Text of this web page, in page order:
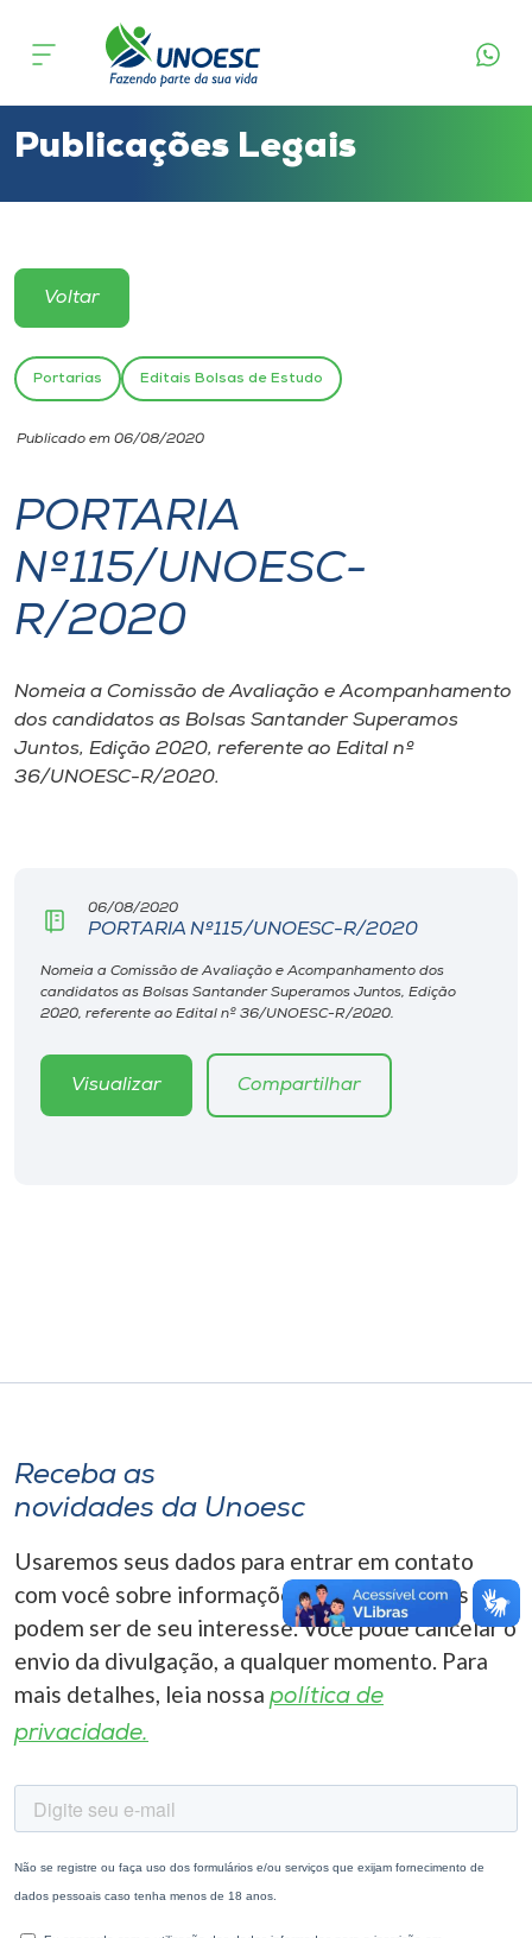
Cursos
Atendimento ao Estudante
Portal de Ensino
Unoesc
Internacionalização
I.nova
Cultura
Editora
Rádio
Museu
Publicações Legais
Voltar
Portarias Editais Bolsas de Estudo
Publicado em 06/08/2020
PORTARIA
Nº115/UNOESC-
R/2020
Nomeia a Comissão de Avaliação e Acompanhamento
dos candidatos as Bolsas Santander Superamos
Juntos, Edição 2020, referente ao Edital nº
36/UNOESC-R/2020.
06/08/2020
PORTARIA Nº115/UNOESC-R/2020
Nomeia a Comissão de Avaliação e Acompanhamento dos
candidatos as Bolsas Santander Superamos Juntos, Edição
2020, referente ao Edital nº 36/UNOESC-R/2020.
Visualizar Compartilhar
Receba as
novidades da Unoesc
Usaremos seus dados para entrar em contato
com você sobre informações correlacionadas que
podem ser de seu interesse. Você pode cancelar o
envio da divulgação, a qualquer momento. Para
mais detalhes, leia nossa política de
privacidade.